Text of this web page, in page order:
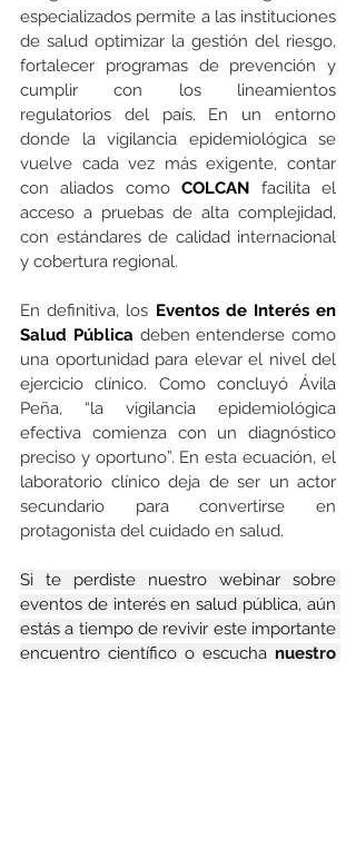
especializados permite a las instituciones
de salud optimizar la gestión del riesgo,
fortalecer programas de prevención y
cumplir con los lineamientos
regulatorios del país. En un entorno
donde la vigilancia epidemiológica se
vuelve cada vez más exigente, contar
con aliados como COLCAN facilita el
acceso a pruebas de alta complejidad,
con estándares de calidad internacional
y cobertura regional.
En definitiva, los Eventos de Interés en
Salud Pública deben entenderse como
una oportunidad para elevar el nivel del
ejercicio clínico. Como concluyó Ávila
Peña, “la vigilancia epidemiológica
efectiva comienza con un diagnóstico
preciso y oportuno”. En esta ecuación, el
laboratorio clínico deja de ser un actor
secundario para convertirse en
protagonista del cuidado en salud.
Si te perdiste nuestro webinar sobre
eventos de interés en salud pública, aún
estás a tiempo de revivir este importante
encuentro científico o escucha nuestro